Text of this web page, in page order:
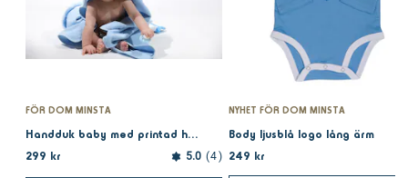
FÖR DOM MINSTA
Handduk baby med printad huva
299 kr
5.0 4
NYHET FÖR DOM MINSTA
Body ljusblå logo lång ärm
249 kr